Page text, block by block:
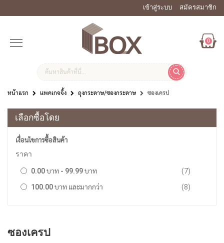
เข้าสู่ระบบ สมัครสมาชิก
0
หน้าแรก แพคเกจจิ้ง ถุงกระดาษ/ซองกระดาษ ซองเครป
ซองเครป
เลือกซื้อโดย
เงื่อนไขการซื้อสินค้า
ราคา
0.00 บาท - 99.99 บาท 7
รายการ
100.00 บาท และมากกว่า 8
รายการ